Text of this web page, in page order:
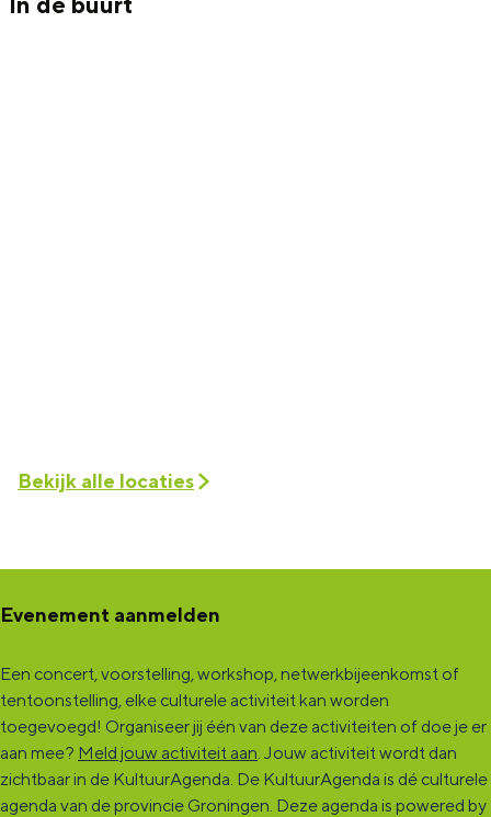
Bekijk alle locaties
Evenement aanmelden
Een concert, voorstelling, workshop, netwerkbijeenkomst of
tentoonstelling, elke culturele activiteit kan worden
toegevoegd! Organiseer jij één van deze activiteiten of doe je er
aan mee? Meld jouw activiteit aan. Jouw activiteit wordt dan
zichtbaar in de KultuurAgenda. De KultuurAgenda is dé culturele
agenda van de provincie Groningen. Deze agenda is powered by